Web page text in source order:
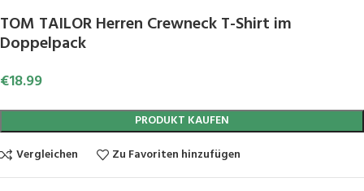
TOM TAILOR Herren Crewneck T-Shirt im
Doppelpack
€18.99
PRODUKT KAUFEN
Vergleichen
Zu Favoriten hinzufügen